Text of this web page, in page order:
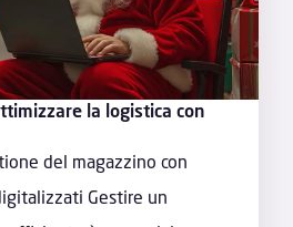
la logistica con
del magazzino con
Gestire un